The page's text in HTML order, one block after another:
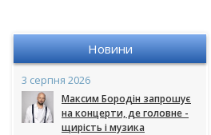
Новини
3 серпня 2026
Максим Бородін запрошує
на концерти, де головне -
щирість і музика